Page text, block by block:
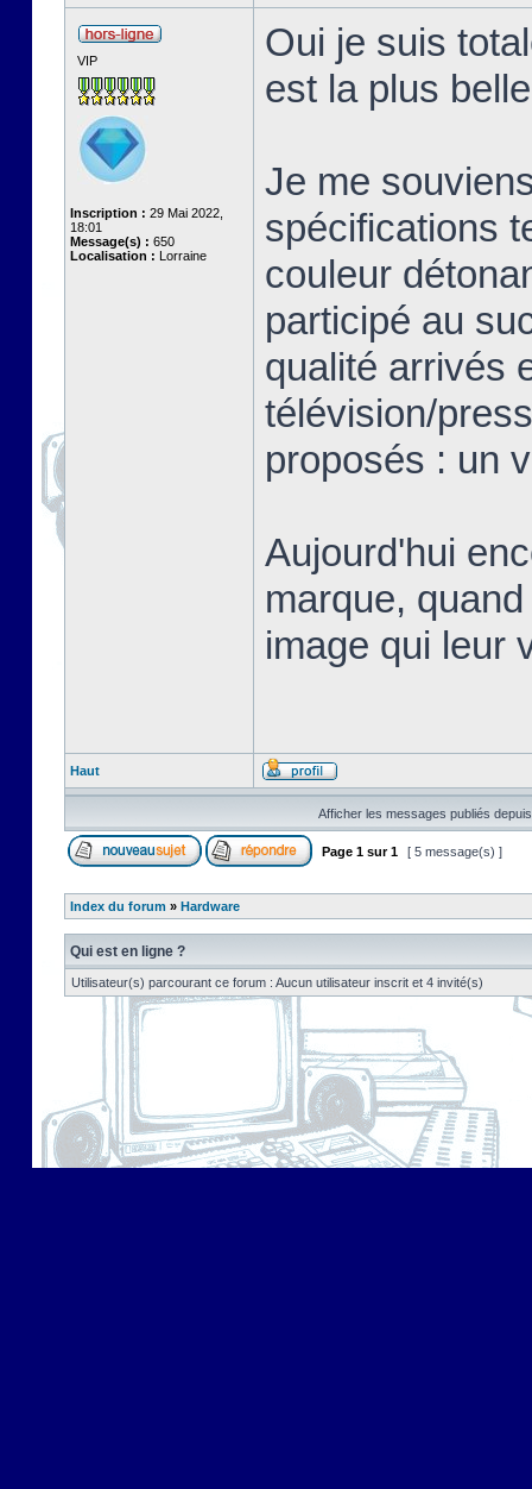
VIP
Inscription : 29 Mai 2022,
18:01
Message(s) : 650
Localisation : Lorraine
Oui je suis
est la plus
Je me
spécifications
couleur
participé au
qualité arrivés
télévision/
proposés : un
Aujourd'hui
marque,
image qui leur
Haut
Afficher les messages publiés
Page 1 sur1 [ 5 message(s) ]
Index du forum » Hardware
Qui est en ligne ?
Utilisateur(s) parcourant ce forum : Aucun utilisateur inscrit et 4 invité(s)